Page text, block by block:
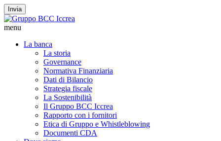
Invia
menu
La banca
La storia
Governance
Normativa Finanziaria
Dati di Bilancio
Strategia fiscale
La Sostenibilità
Il Gruppo BCC Iccrea
Rapporto con i fornitori
Etica di Gruppo e Whistleblowing
Documenti CDA